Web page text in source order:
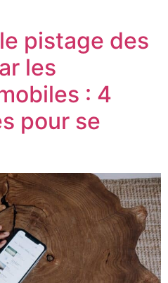
pistage des
les
: 4
pour se